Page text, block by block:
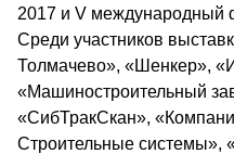
2017 и V международный
Среди участников
Толмачево», «Шенкер»,
«Машиностроительный
«СибТракСкан»,
Строительные системы»,